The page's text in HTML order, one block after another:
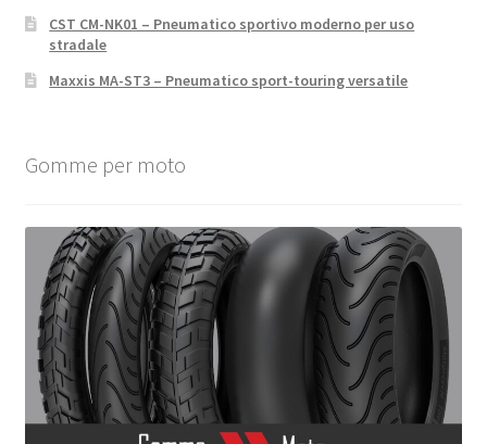
CST CM-NK01 – Pneumatico sportivo moderno per uso
stradale
Maxxis MA-ST3 – Pneumatico sport-touring versatile
Gomme per moto